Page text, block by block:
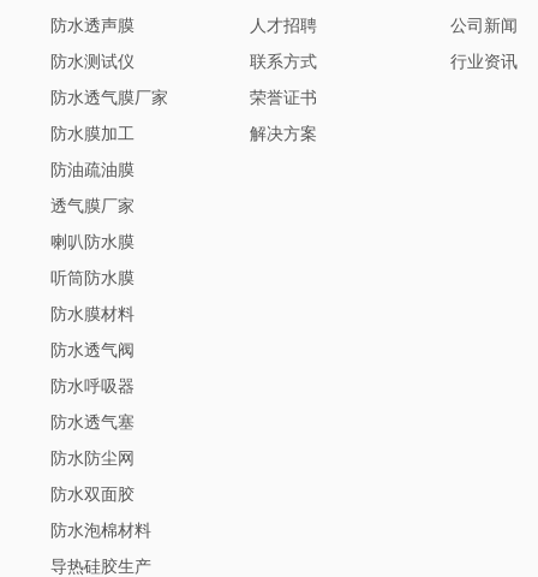
防水透声膜
防水测试仪
防水透气膜厂家
防水膜加工
防油疏油膜
透气膜厂家
喇叭防水膜
听筒防水膜
防水膜材料
防水透气阀
防水呼吸器
防水透气塞
防水防尘网
防水双面胶
防水泡棉材料
导热硅胶生产
人才招聘
联系方式
荣誉证书
解决方案
公司新闻
行业资讯